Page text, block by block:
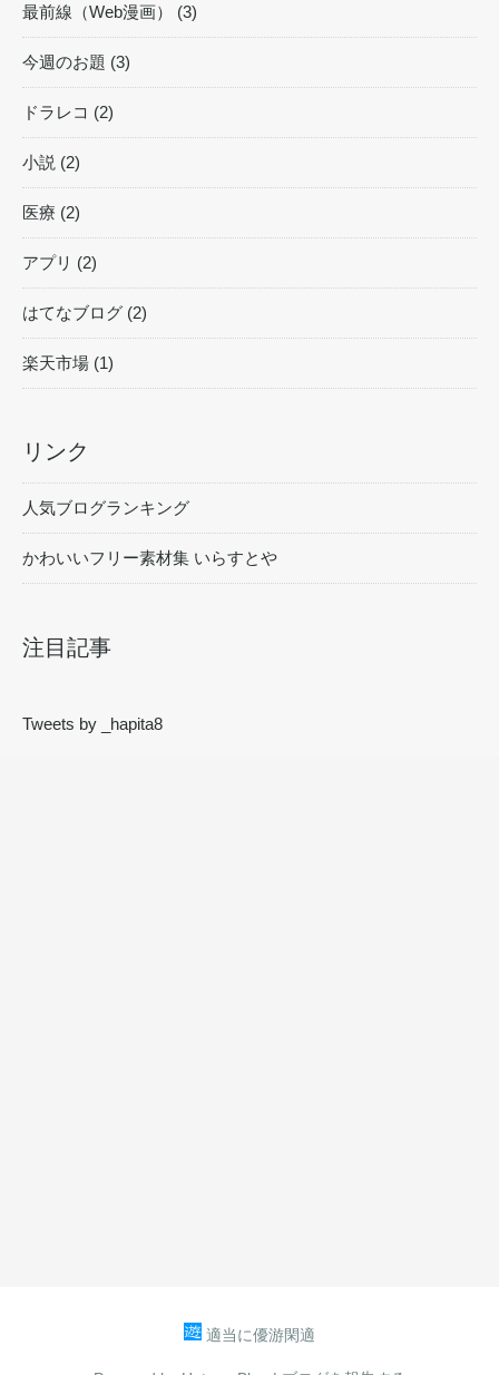
最前線（Web漫画） (3)
今週のお題 (3)
ドラレコ (2)
小説 (2)
医療 (2)
アプリ (2)
はてなブログ (2)
楽天市場 (1)
リンク
人気ブログランキング
かわいいフリー素材集 いらすとや
注目記事
Tweets by _hapita8
適当に優游閑適